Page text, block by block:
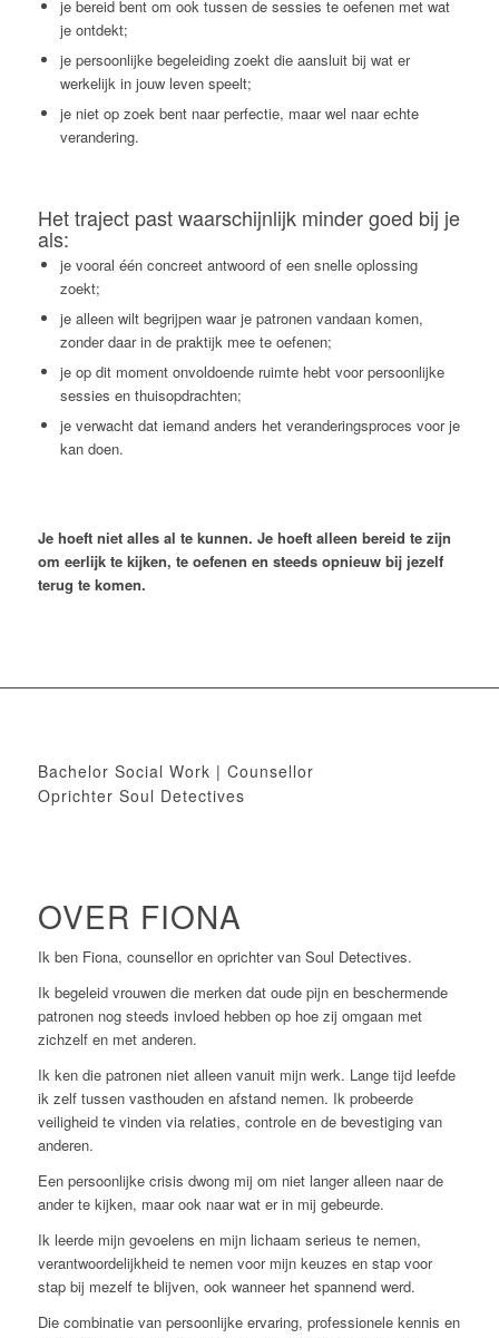
je bereid bent om ook tussen de sessies te oefenen met wat
je ontdekt;
je persoonlijke begeleiding zoekt die aansluit bij wat er
werkelijk in jouw leven speelt;
je niet op zoek bent naar perfectie, maar wel naar echte
verandering.
Het traject past waarschijnlijk minder goed bij je
als:
je vooral één concreet antwoord of een snelle oplossing
zoekt;
je alleen wilt begrijpen waar je patronen vandaan komen,
zonder daar in de praktijk mee te oefenen;
je op dit moment onvoldoende ruimte hebt voor persoonlijke
sessies en thuisopdrachten;
je verwacht dat iemand anders het veranderingsproces voor je
kan doen.
Je hoeft niet alles al te kunnen. Je hoeft alleen bereid te zijn
om eerlijk te kijken, te oefenen en steeds opnieuw bij jezelf
terug te komen.
Bachelor Social Work | Counsellor
Oprichter Soul Detectives
OVER FIONA
Ik ben Fiona, counsellor en oprichter van Soul Detectives.
Ik begeleid vrouwen die merken dat oude pijn en beschermende
patronen nog steeds invloed hebben op hoe zij omgaan met
zichzelf en met anderen.
Ik ken die patronen niet alleen vanuit mijn werk. Lange tijd leefde
ik zelf tussen vasthouden en afstand nemen. Ik probeerde
veiligheid te vinden via relaties, controle en de bevestiging van
anderen.
Een persoonlijke crisis dwong mij om niet langer alleen naar de
ander te kijken, maar ook naar wat er in mij gebeurde.
Ik leerde mijn gevoelens en mijn lichaam serieus te nemen,
verantwoordelijkheid te nemen voor mijn keuzes en stap voor
stap bij mezelf te blijven, ook wanneer het spannend werd.
Die combinatie van persoonlijke ervaring, professionele kennis en